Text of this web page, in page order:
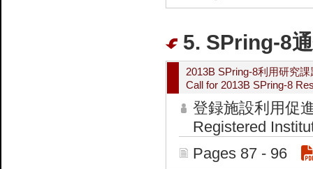
5. SPring-8
2013B SPring-8利用研究
Call for 2013B SPring-8
登録施設利用
Registered
Pages 87 - 96